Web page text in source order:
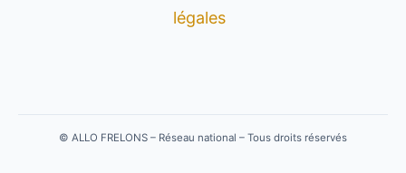
légales
© ALLO FRELONS – Réseau national – Tous droits réservés